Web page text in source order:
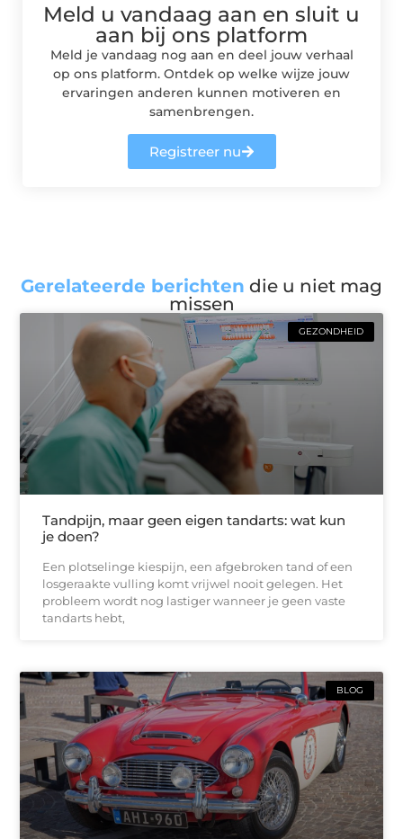
Meld u vandaag aan en sluit u
aan bij ons platform
Meld je vandaag nog aan en deel jouw verhaal
op ons platform. Ontdek op welke wijze jouw
ervaringen anderen kunnen motiveren en
samenbrengen.
Registreer nu
Gerelateerde berichten die u niet mag
missen
GEZONDHEID
Tandpijn, maar geen eigen tandarts: wat kun
je doen?
Een plotselinge kiespijn, een afgebroken tand of een
losgeraakte vulling komt vrijwel nooit gelegen. Het
probleem wordt nog lastiger wanneer je geen vaste
tandarts hebt,
BLOG